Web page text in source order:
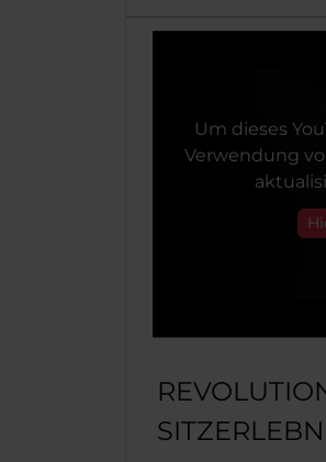
Um dieses
Verwendung